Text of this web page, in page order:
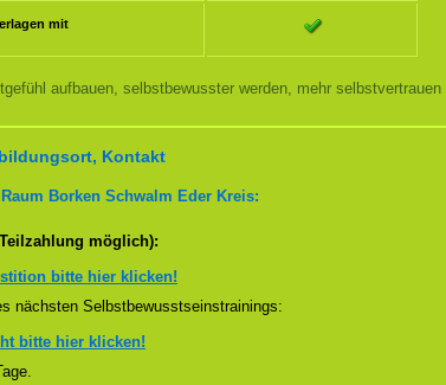
mit
aufbauen, selbstbewusster werden, mehr selbstvertrauen
Kontakt
Borken Schwalm Eder Kreis:
möglich):
bitte hier klicken!
nächsten Selbstbewusstseinstrainings:
bitte hier klicken!